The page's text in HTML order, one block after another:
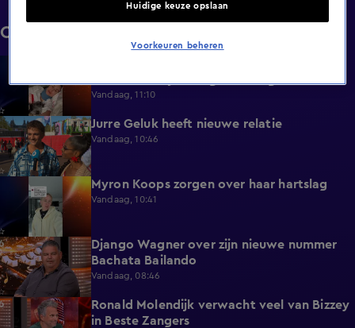
Clips
Vandaag, 11:10
1:12 Jurre Geluk heeft nieuwe relatie
Vandaag, 10:46
Myron Koops zorgen over haar hartslag
Vandaag, 10:41
2:28
Django Wagner over zijn nieuwe nummer
Bachata Bailando
Vandaag, 08:46
0:39
Ronald Molendijk verwacht veel van Bizzey
in Beste Zangers
Huidige keuze opslaan
Voorkeuren beheren